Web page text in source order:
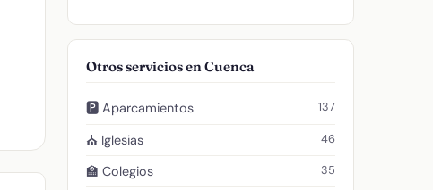
Otros servicios en Cuenca
🅿️ Aparcamientos 137
⛪ Iglesias 46
🏫 Colegios 35